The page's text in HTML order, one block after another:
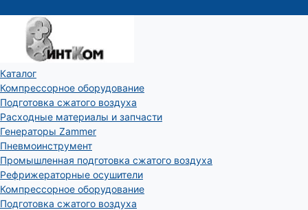
Каталог
Компрессорное оборудование
Подготовка сжатого воздуха
Расходные материалы и запчасти
Генераторы Zammer
Пневмоинструмент
Промышленная подготовка сжатого воздуха
Рефрижераторные осушители
Компрессорное оборудование
Подготовка сжатого воздуха